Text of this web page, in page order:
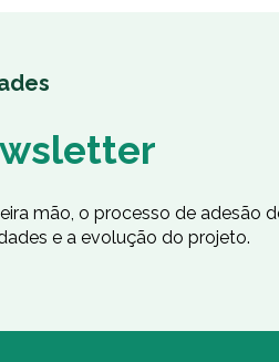
mão, o processo de adesão
e a evolução do projeto.